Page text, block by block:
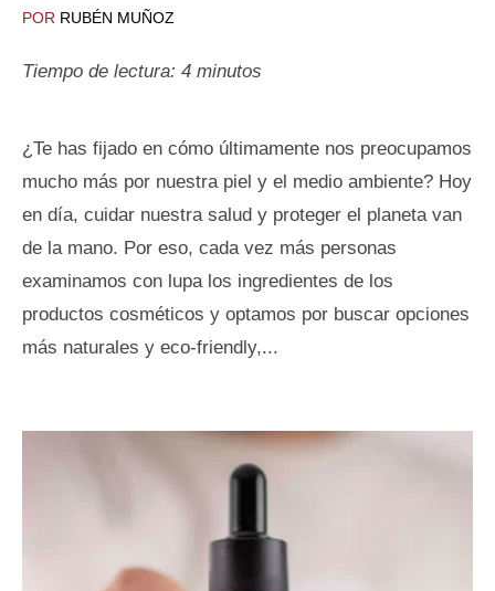
POR RUBÉN MUÑOZ
Tiempo de lectura: 4 minutos
¿Te has fijado en cómo últimamente nos preocupamos
mucho más por nuestra piel y el medio ambiente? Hoy
en día, cuidar nuestra salud y proteger el planeta van
de la mano. Por eso, cada vez más personas
examinamos con lupa los ingredientes de los
productos cosméticos y optamos por buscar opciones
más naturales y eco-friendly,...